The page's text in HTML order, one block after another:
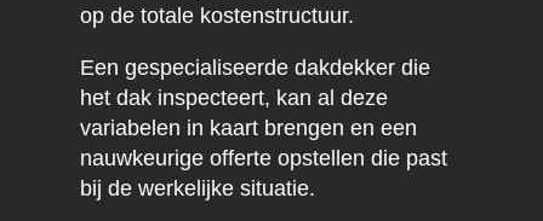
op de totale kostenstructuur.
Een gespecialiseerde dakdekker die
het dak inspecteert, kan al deze
variabelen in kaart brengen en een
nauwkeurige offerte opstellen die past
bij de werkelijke situatie.